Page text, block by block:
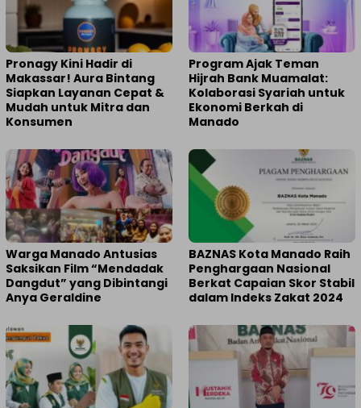
Pronagy Kini Hadir di
Makassar! Aura Bintang
Siapkan Layanan Cepat &
Mudah untuk Mitra dan
Konsumen
Program Ajak Teman
Hijrah Bank Muamalat:
Kolaborasi Syariah untuk
Ekonomi Berkah di
Manado
Warga Manado Antusias
Saksikan Film “Mendadak
Dangdut” yang Dibintangi
Anya Geraldine
BAZNAS Kota Manado Raih
Penghargaan Nasional
Berkat Capaian Skor Stabil
dalam Indeks Zakat 2024